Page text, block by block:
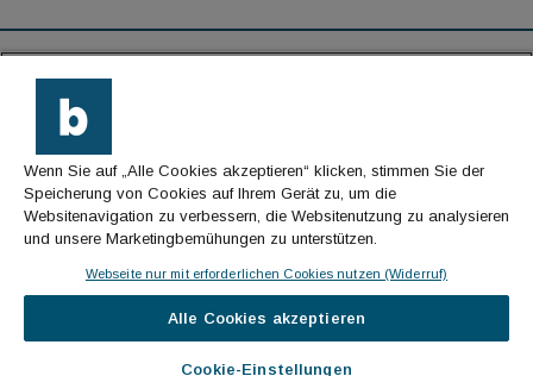
© Cachalot Media House GmbH - Alle Rechte
Kontakt
Impressum
Datenschutz
Wenn Sie auf „Alle Cookies akzeptieren“ klicken, stimmen Sie der
Speicherung von Cookies auf Ihrem Gerät zu, um die
Websitenavigation zu verbessern, die Websitenutzung zu analysieren
und unsere Marketingbemühungen zu unterstützen.
Webseite nur mit erforderlichen Cookies nutzen (Widerruf)
Alle Cookies akzeptieren
Cookie-Einstellungen